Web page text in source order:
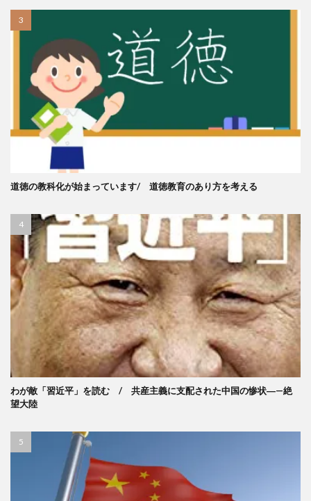
道徳の教科化が始まっています/ 道徳教育のあり方を考える
わが敵「習近平」を読む / 共産主義に支配された中国の惨状―—絶
望大陸